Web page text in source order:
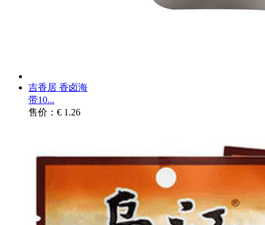
吉香居 香卤海
带10...
售价：€ 1.26